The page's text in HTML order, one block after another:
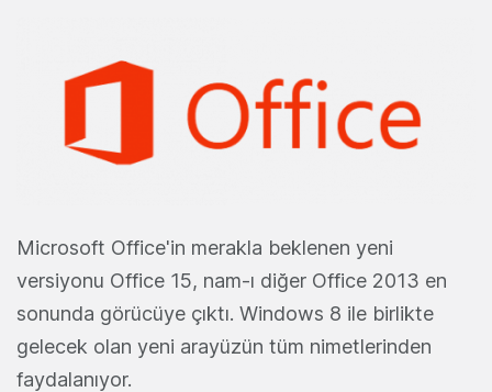
Microsoft Office'in merakla beklenen yeni
versiyonu Office 15, nam-ı diğer Office 2013 en
sonunda görücüye çıktı. Windows 8 ile birlikte
gelecek olan yeni arayüzün tüm nimetlerinden
faydalanıyor.